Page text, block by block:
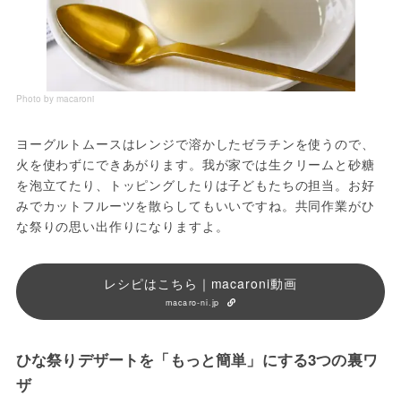
Photo by macaroni
ヨーグルトムースはレンジで溶かしたゼラチンを使うので、
火を使わずにできあがります。我が家では生クリームと砂糖
を泡立てたり、トッピングしたりは子どもたちの担当。お好
みでカットフルーツを散らしてもいいですね。共同作業がひ
な祭りの思い出作りになりますよ。
レシピはこちら｜macaroni動画
macaro-ni.jp
ひな祭りデザートを「もっと簡単」にする3つの裏ワ
ザ